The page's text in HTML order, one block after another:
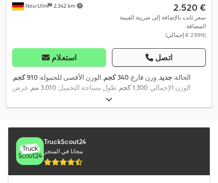
Neu-Ulm 2.342 km ‏2.520 €
سعر ثابت بالإضافة إلى ضريبة القيمة
المضافة
(‏2.999 € إجمالي)
استعلام اتصل
الحالة:جديد, وزن فارغ:340 كجم , الوزن الأقصى للحمولة:910 كجم
,
الوزن الإجمالي:1.300 كجم , طول مساحة التحميل:3.010 مم
, عرض
, ارتفاع مساحة التحميل:
مساحة التحميل:4,1 م³ , لون:آخر, ارتفاع البناء:1.440 مم
, العرض
TruckScout24
مجانا في المتجر